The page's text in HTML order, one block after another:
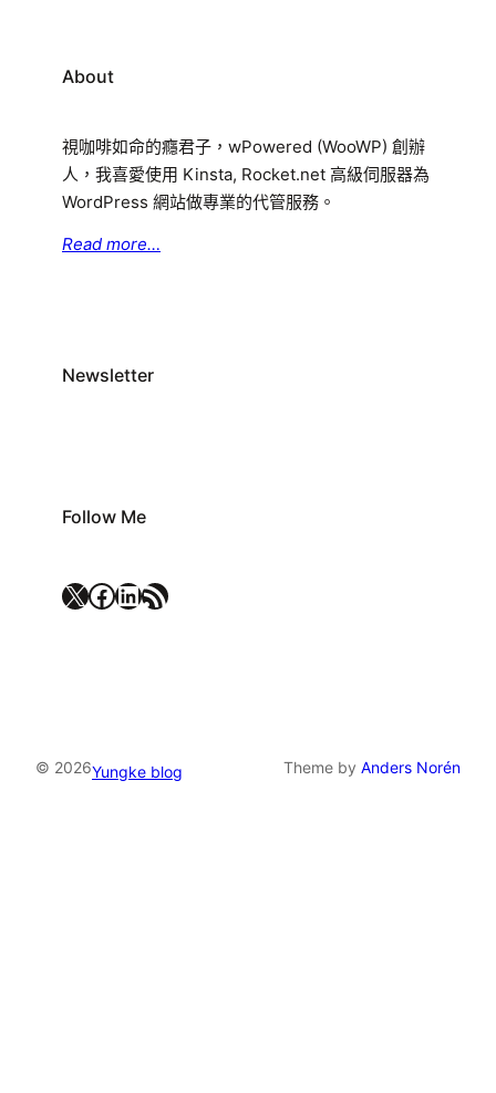
About
視咖啡如命的癮君子，wPowered (WooWP) 創辦
人，我喜愛使用 Kinsta, Rocket.net 高級伺服器為
WordPress 網站做專業的代管服務。
Read more…
Newsletter
Follow Me
X Facebook LinkedIn RSS 資訊提供
© 2026Yungke blog Theme by Anders Norén